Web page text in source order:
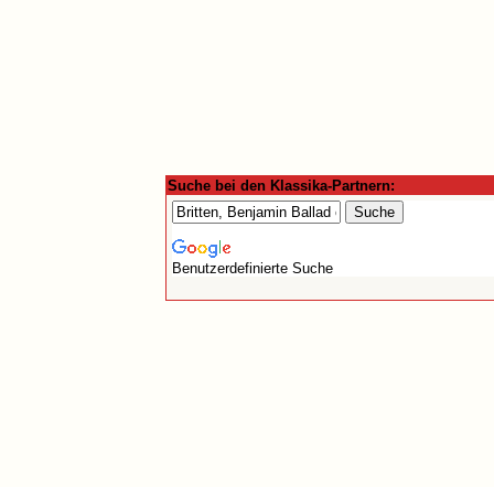
Suche bei den Klassika-Partnern:
Benutzerdefinierte Suche